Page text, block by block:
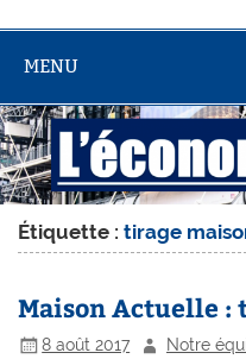
MENU
Étiquette :tirage
Maison Actuelle :
8 août 2017 Notre